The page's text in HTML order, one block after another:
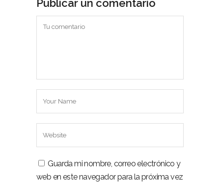
Publicar un comentario
Guarda mi nombre, correo electrónico y
web en este navegador para la próxima vez